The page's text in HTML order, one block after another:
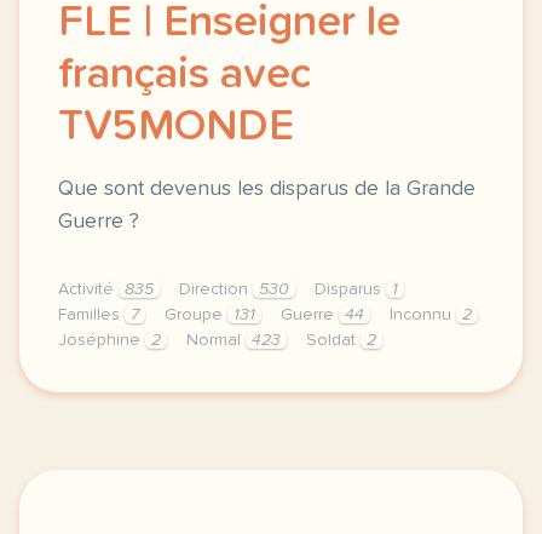
FLE | Enseigner le
français avec
TV5MONDE
Que sont devenus les disparus de la Grande
Guerre ?
Activité 835 Direction 530 Disparus
1
Familles
7 Groupe 131 Guerre 44 Inconnu
2
Joséphine
2 Normal 423 Soldat 2
didomi host didomi components button cursor